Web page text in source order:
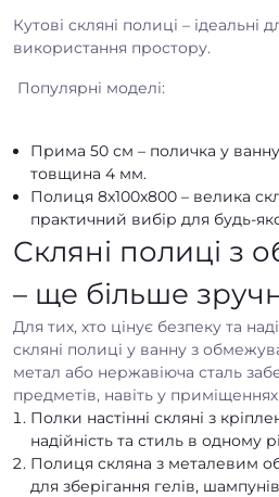
Кутові скляні полиці – ідеальні
використання простору.
Популярні моделі:
Прима 50 см – поличка у
товщина 4 мм.
Полиця 8x100x800 – велика
практичний вибір для будь-
Скляні полиці з
– ще більше
Для тих, хто цінує безпеку та
скляні полиці у ванну з
метал або нержавіюча сталь
предметів, навіть у
Полки настінні скляні з
надійність та стиль в одному
Полиця скляна з металевим
для зберігання гелів,